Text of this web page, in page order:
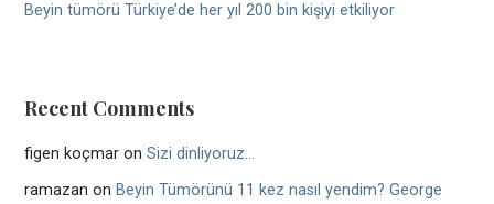
Beyin tümörü Türkiye’de her yıl 200 bin kişiyi etkiliyor
Recent Comments
figen koçmar onSizi dinliyoruz…
ramazan on Beyin Tümörünü 11 kez nasıl yendim? George